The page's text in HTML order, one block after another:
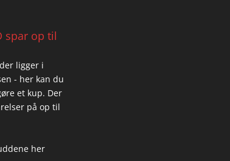
spar op til
ligger i
- her kan du
et kup. Der
på op til
her